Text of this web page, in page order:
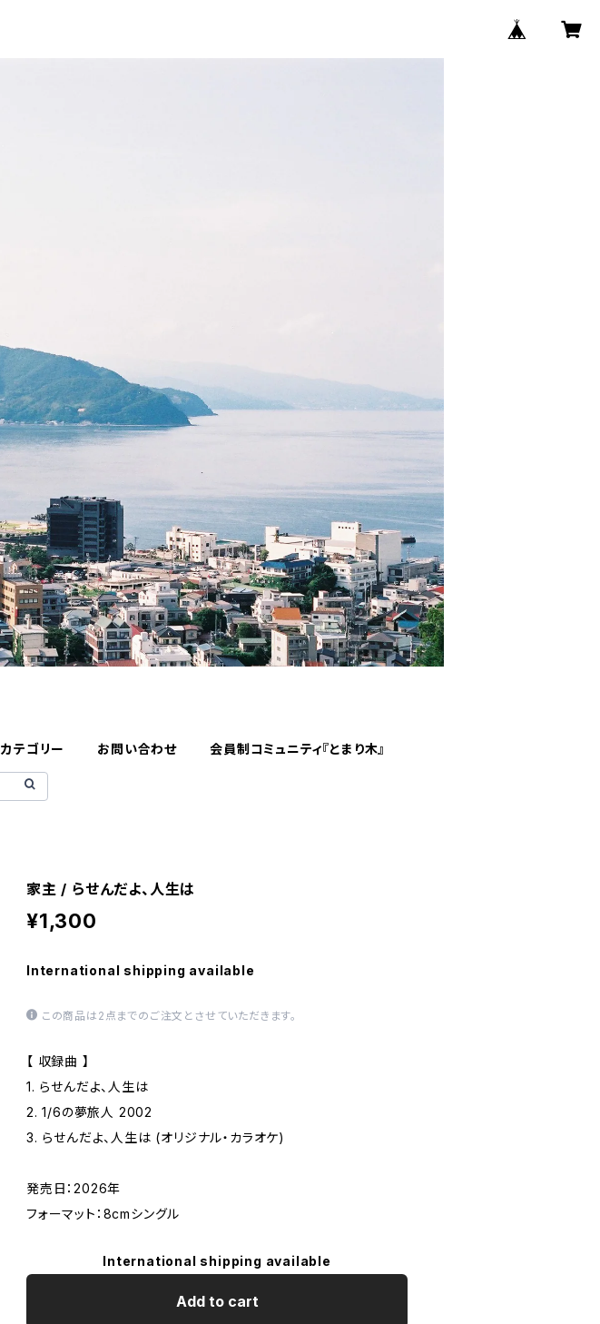
カテゴリー お問い合わせ 会員制コミュニティ『とまり木』
家主 / らせんだよ、人生は
¥1,300
International shipping available
この商品は2点までのご注文とさせていただきます。
【 収録曲 】
1. らせんだよ、人生は
2. 1/6の夢旅人 2002
3. らせんだよ、人生は (オリジナル・カラオケ)
発売日：2026年
フォーマット：8cmシングル
International shipping available
Add to cart